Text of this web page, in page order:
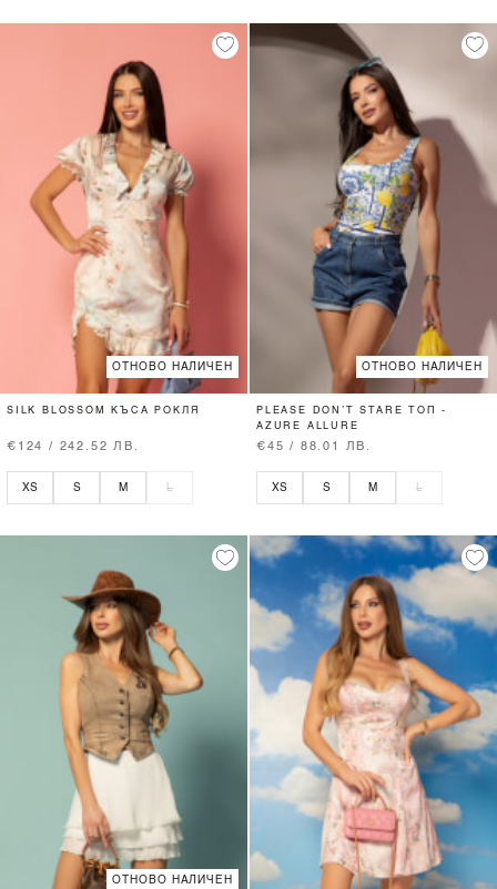
ОТНОВО НАЛИЧЕН
SILK BLOSSOM КЪСА РОКЛЯ
€124 / 242.52 ЛВ.
XS S M L
ОТНОВО НАЛИЧЕН
PLEASE DON’T STARE ТОП -
AZURE ALLURE
€45 / 88.01 ЛВ.
XS S M L
ОТНОВО НАЛИЧЕН